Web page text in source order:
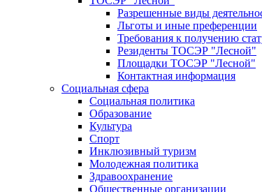
Разрешенные виды
Льготы и иные преференции
Требования к получению
Резиденты ТОСЭР "Лесной"
Площадки ТОСЭР "Лесной"
Контактная информация
Социальная сфера
Социальная политика
Образование
Культура
Спорт
Инклюзивный туризм
Молодежная политика
Здравоохранение
Общественные организации